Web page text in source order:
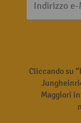
Indirizzo
Cliccando su
Maggiori